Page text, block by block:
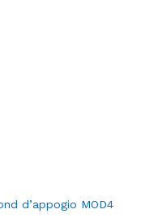
d’appogio MOD4